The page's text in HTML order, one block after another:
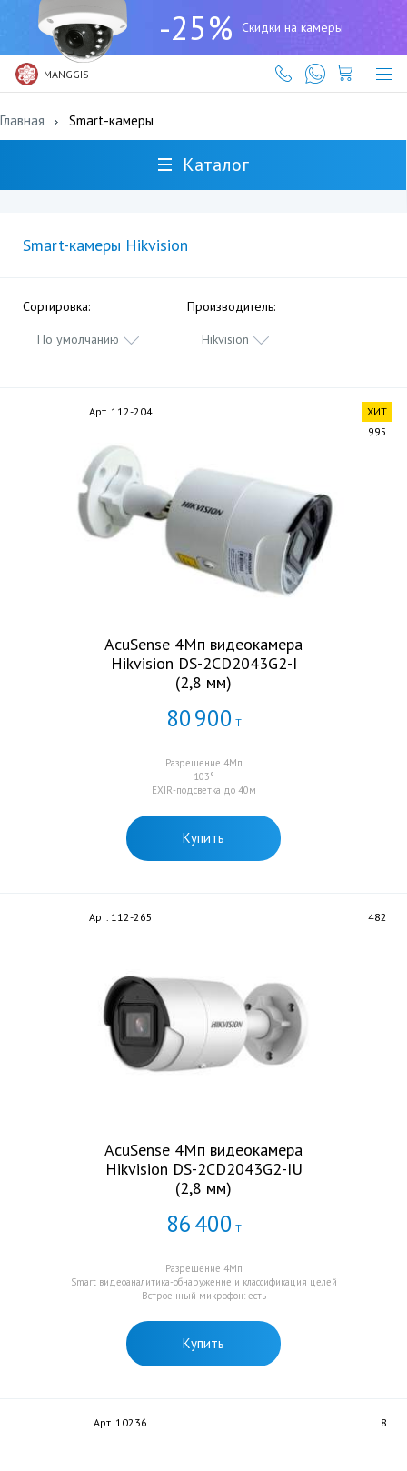
-25% Скидки на камеры
MANGGIS
(727)
317-
61-
61
Главная Smart-камеры
Каталог
Smart-камеры Hikvision
Сортировка:
По умолчанию
Производитель:
Hikvision
Арт. 112-204
ХИТ
995
AcuSense 4Мп видеокамера
Hikvision DS-2CD2043G2-I
(2,8 мм)
80900 Т
Разрешение 4Мп
103°
EXIR-подсветка до 40м
Купить
Арт. 112-265 482
AcuSense 4Мп видеокамера
Hikvision DS-2CD2043G2-IU
(2,8 мм)
86400 Т
Разрешение 4Мп
Smart видеоаналитика-обнаружение и классификация целей
Встроенный микрофон: есть
Купить
Арт. 10236 8